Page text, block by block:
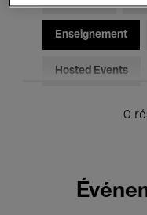
Enseignement
Hosted Events
0